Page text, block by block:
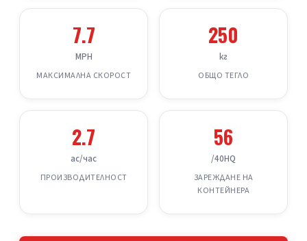
7.7
MPH
МАКСИМАЛНА СКОРОСТ
250
кг
ОБЩО ТЕГЛО
2.7
ac/час
ПРОИЗВОДИТЕЛНОСТ
56
/40HQ
ЗАРЕЖДАНЕ НА
КОНТЕЙНЕРА